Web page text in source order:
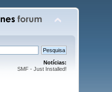
Notícias:
SMF - Just Installed!